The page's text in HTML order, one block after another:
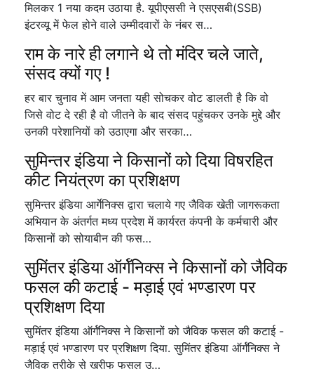
मिलकर 1 नया कदम उठाया है. यूपीएससी ने एसएसबी(SSB)
इंटरव्यू में फेल होने वाले उम्मीदवारों के नंबर स…
राम के नारे ही लगाने थे तो मंदिर चले जाते,
संसद क्यों गए !
हर बार चुनाव में आम जनता यही सोचकर वोट डालती है कि वो
जिसे वोट दे रही है वो जीतने के बाद संसद पहुंचकर उनके मुद्दे और
उनकी परेशानियों को उठाएगा और सरका…
सुमिन्तर इंडिया ने किसानों को दिया विषरहित
कीट नियंत्रण का प्रशिक्षण
सुमिन्तर इंडिया आर्गेनिक्स द्वारा चलाये गए जैविक खेती जागरूकता
अभियान के अंतर्गत मध्य प्रदेश में कार्यरत कंपनी के कर्मचारी और
किसानों को सोयाबीन की फस…
सुमिंतर इंडिया ऑर्गॅनिक्स ने किसानों को जैविक
फसल की कटाई - मड़ाई एवं भण्डारण पर
प्रशिक्षण दिया
सुमिंतर इंडिया ऑर्गॅनिक्स ने किसानों को जैविक फसल की कटाई -
मड़ाई एवं भण्डारण पर प्रशिक्षण दिया. सुमिंतर इंडिया ऑर्गॅनिक्स ने
जैविक तरीके से खरीफ फसल उ…